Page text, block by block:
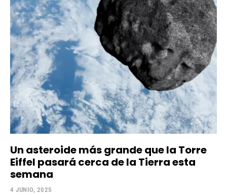
Un asteroide más grande que la Torre
Eiffel pasará cerca de la Tierra esta
semana
4 JUNIO, 2025